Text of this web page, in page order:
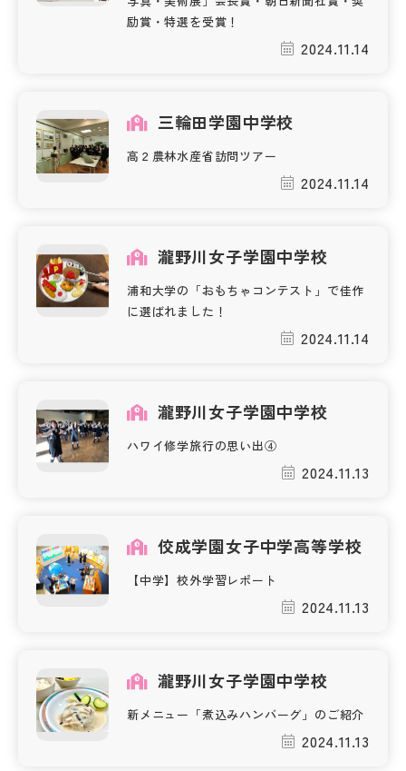
個人情報保護方針
運営会社
励賞・特選を受賞！
2024.11.14
三輪田学園中学校
高２農林水産省訪問ツアー
2024.11.14
瀧野川女子学園中学校
浦和大学の「おもちゃコンテスト」で佳作
に選ばれました！
2024.11.14
瀧野川女子学園中学校
ハワイ修学旅行の思い出④
2024.11.13
佼成学園女子中学高等学校
【中学】校外学習レポート
2024.11.13
瀧野川女子学園中学校
新メニュー「煮込みハンバーグ」のご紹介
2024.11.13